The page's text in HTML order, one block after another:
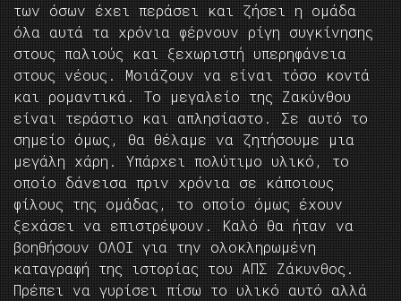
των όσων έχει περάσει και ζήσει η ομάδα
όλα αυτά τα χρόνια φέρνουν ρίγη συγκίνησης
στους παλιούς και ξεχωριστή υπερηφάνεια
στους νέους. Μοιάζουν να είναι τόσο κοντά
και ρομαντικά. Το μεγαλείο της Ζακύνθου
είναι τεράστιο και απλησίαστο. Σε αυτό το
σημείο όμως, θα θέλαμε να ζητήσουμε μια
μεγάλη χάρη. Υπάρχει πολύτιμο υλικό, το
οποίο δάνεισα πριν χρόνια σε κάποιους
φίλους της ομάδας, το οποίο όμως έχουν
ξεχάσει να επιστρέψουν. Καλό θα ήταν να
βοηθήσουν ΟΛΟΙ για την ολοκληρωμένη
καταγραφή της ιστορίας του ΑΠΣ Ζάκυνθος.
Πρέπει να γυρίσει πίσω το υλικό αυτό αλλά